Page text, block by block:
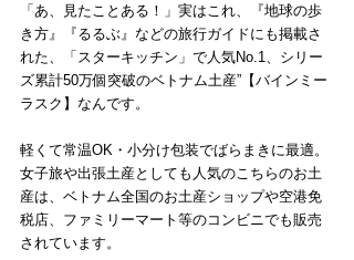
「あ、見たことある！」実はこれ、『地球の歩
き方』『るるぶ』などの旅行ガイドにも掲載さ
れた、「スターキッチン」で人気No.1、シリー
ズ累計50万個突破のベトナム土産”【バインミー
ラスク】なんです。
軽くて常温OK・小分け包装でばらまきに最適。
女子旅や出張土産としても人気のこちらのお土
産は、ベトナム全国のお土産ショップや空港免
税店、ファミリーマート等のコンビニでも販売
されています。